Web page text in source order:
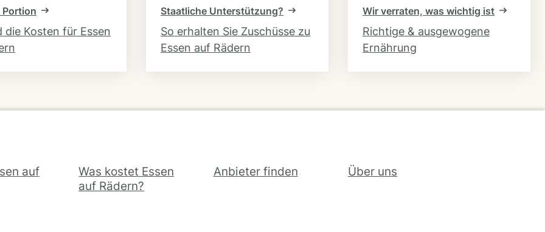
Portion
die Kosten für Essen
Staatliche Unterstützung?
So erhalten Sie Zuschüsse zu
Essen auf Rädern
Wir verraten, was wichtig ist
Richtige & ausgewogene
Ernährung
auf
Was kostet Essen
auf Rädern?
Anbieter finden Über uns